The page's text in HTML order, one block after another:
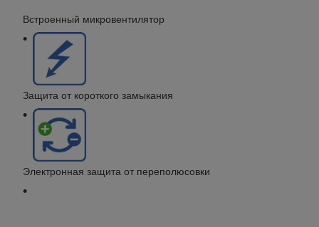
Встроенный микровентилятор
Защита от короткого замыкания
Электронная защита от переполюсовки